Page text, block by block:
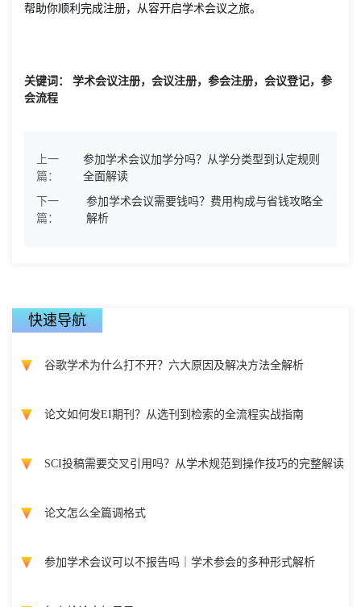
帮助你顺利完成注册，从容开启学术会议之旅。
关键词： 学术会议注册，会议注册，参会注册，会议登记，参
会流程
上一
篇：
参加学术会议加学分吗？从学分类型到认定规则
全面解读
下一
篇：
参加学术会议需要钱吗？费用构成与省钱攻略全
解析
快速导航
谷歌学术为什么打不开？六大原因及解决方法全解析
论文如何发EI期刊？从选刊到检索的全流程实战指南
SCI投稿需要交叉引用吗？从学术规范到操作技巧的完整解读
论文怎么全篇调格式
参加学术会议可以不报告吗｜学术参会的多种形式解析